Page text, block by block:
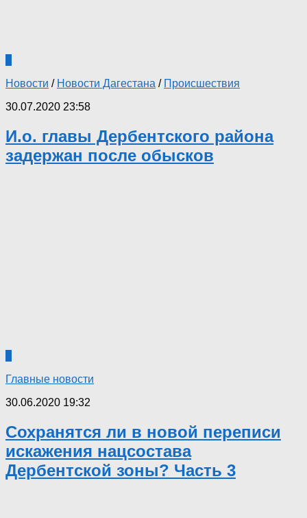
Новости / Новости Дагестана / Происшествия
30.07.2020 23:58
И.о. главы Дербентского района
задержан после обысков
Главные новости
30.06.2020 19:32
Сохранятся ли в новой переписи
искажения нацсостава
Дербентской зоны? Часть 3